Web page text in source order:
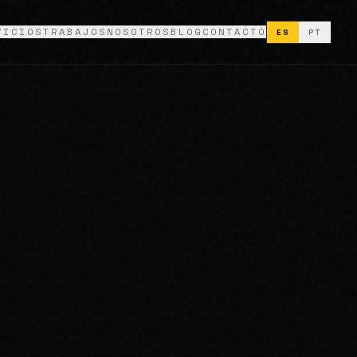
TRABAJOS NOSOTROSBLOG CONTACTO ES PT